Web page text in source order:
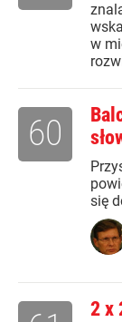
w
się
60
2 x